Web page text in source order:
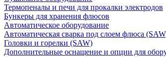
Термопеналы и печи для прокалки электродов
Бункеры для хранения флюсов
Автоматическое оборудование
Автоматическая сварка под слоем флюса
Головки и горелки (SAW)
Дополнительные оснащение и опции для